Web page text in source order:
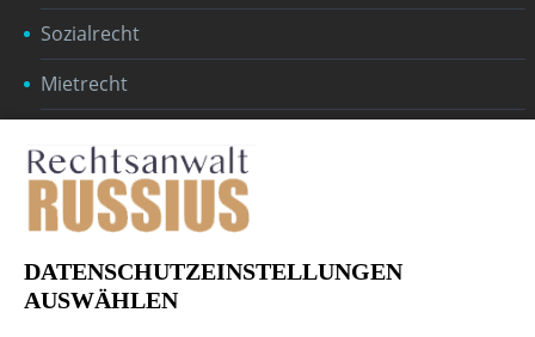
Sozialrecht
Mietrecht
Baurecht
Öffentliches Recht
Handelsrecht & Gesellschaftsrecht
DATENSCHUTZEINSTELLUNGEN
AUSWÄHLEN